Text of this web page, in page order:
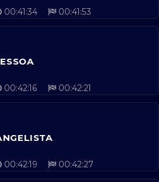
00:41:34 00:41:53
00:42:16 00:42:21
00:42:19 00:42:27